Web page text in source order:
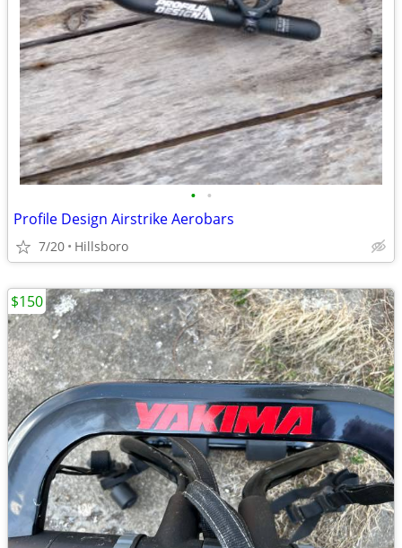
• •
Profile Design Airstrike Aerobars
7/20 Hillsboro
$150